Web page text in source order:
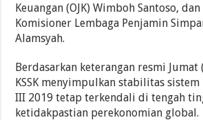
Keuangan (OJK) Wimboh Santoso,
Komisioner Lembaga Penjamin
Alamsyah.
Berdasarkan keterangan resmi
KSSK menyimpulkan stabilitas
III 2019 tetap terkendali di tengah
ketidakpastian perekonomian global.